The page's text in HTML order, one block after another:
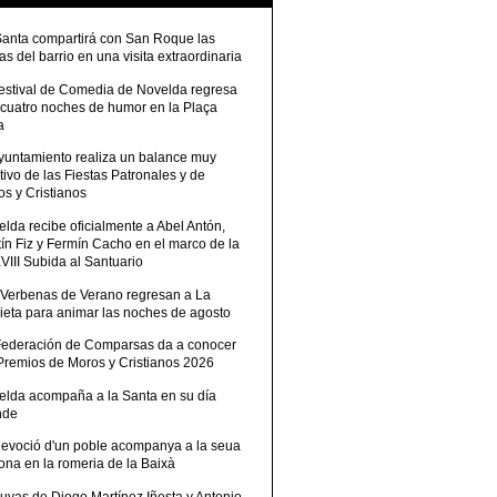
compartirá con San Roque las
del barrio en una visita extraordinaria
de Comedia de Novelda regresa
noches de humor en la Plaça
realiza un balance muy
de las Fiestas Patronales y de
y Cristianos
recibe oficialmente a Abel Antón,
Fiz y Fermín Cacho en el marco de la
Subida al Santuario
de Verano regresan a La
para animar las noches de agosto
de Comparsas da a conocer
de Moros y Cristianos 2026
acompaña a la Santa en su día
d'un poble acompanya a la seua
en la romeria de la Baixà